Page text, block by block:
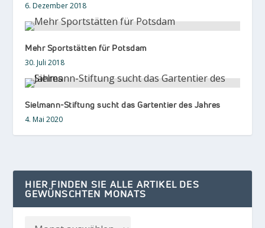
6. Dezember 2018
Mehr Sportstätten für Potsdam
30. Juli 2018
Sielmann-Stiftung sucht das Gartentier des Jahres
4. Mai 2020
HIER FINDEN SIE ALLE ARTIKEL DES
GEWÜNSCHTEN MONATS